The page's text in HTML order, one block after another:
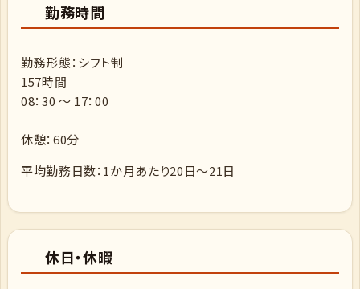
勤務時間
勤務形態：シフト制
157時間
08：30 ～ 17：00
休憩：60分
平均勤務日数：1か月あたり20日～21日
休日・休暇